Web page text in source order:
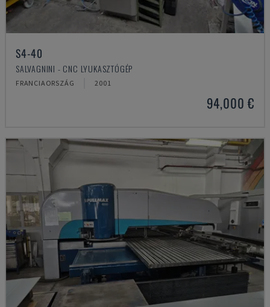
S4-40
SALVAGNINI - CNC LYUKASZTÓGÉP
FRANCIAORSZÁG 2001
94,000 €